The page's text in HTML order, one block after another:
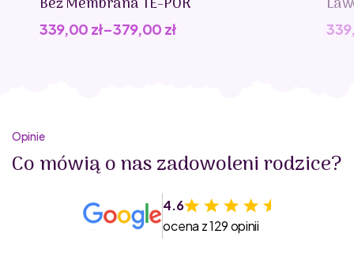
339,00 zł–379,00 zł
Opinie
Co mówią o nas zadowoleni rodzice?
4.6
ocena z 129 opinii